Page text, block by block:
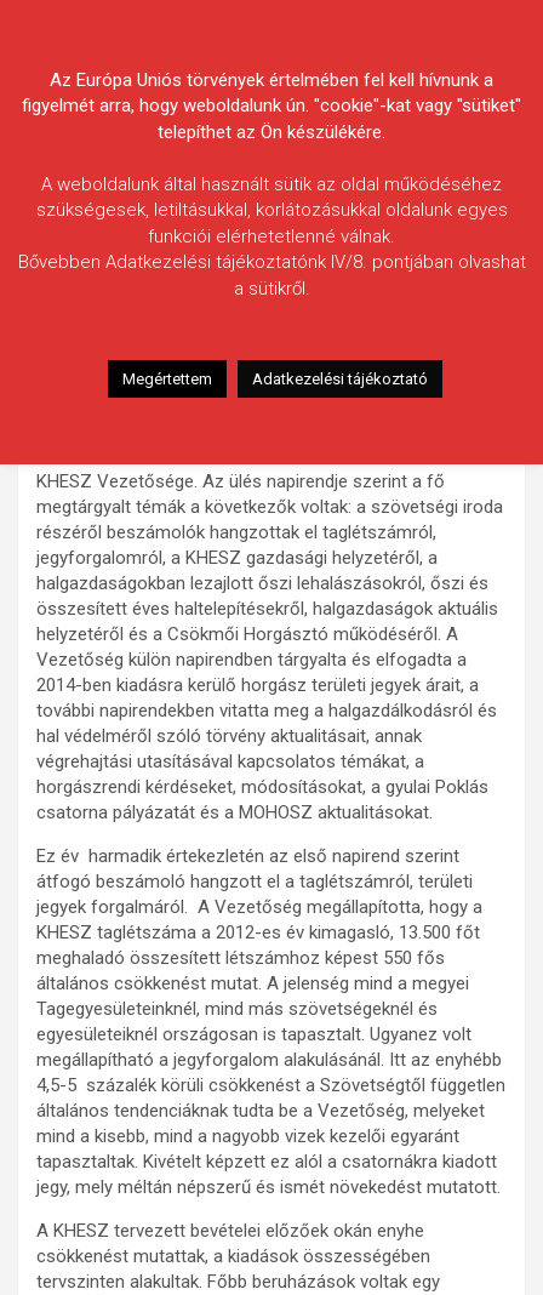
Egyesületek Szövetsége
HÍREK
November 15-én évi harmadik
Vezetősége
KHESZ Vezetősége. Az ülés napirendje szerint a fő
megtárgyalt témák a következők voltak: a szövetségi iroda
részéről beszámolók hangzottak el taglétszámról,
jegyforgalomról, a KHESZ gazdasági helyzetéről, a
halgazdaságokban lezajlott őszi lehalászásokról, őszi és
összesített éves haltelepítésekről, halgazdaságok aktuális
helyzetéről és a Csökmői Horgásztó működéséről. A
Vezetőség külön napirendben tárgyalta és elfogadta a
2014-ben kiadásra kerülő horgász területi jegyek árait, a
további napirendekben vitatta meg a halgazdálkodásról és
hal védelméről szóló törvény aktualitásait, annak
végrehajtási utasításával kapcsolatos témákat, a
horgászrendi kérdéseket, módosításokat, a gyulai Poklás
csatorna pályázatát és a MOHOSZ aktualitásokat.
Ez év harmadik értekezletén az első napirend szerint
átfogó beszámoló hangzott el a taglétszámról, területi
jegyek forgalmáról. A Vezetőség megállapította, hogy a
KHESZ taglétszáma a 2012-es év kimagasló, 13.500 főt
meghaladó összesített létszámhoz képest 550 fős
általános csökkenést mutat. A jelenség mind a megyei
Tagegyesületeinknél, mind más szövetségeknél és
egyesületeiknél országosan is tapasztalt. Ugyanez volt
megállapítható a jegyforgalom alakulásánál. Itt az enyhébb
4,5-5 százalék körüli csökkenést a Szövetségtől független
általános tendenciáknak tudta be a Vezetőség, melyeket
mind a kisebb, mind a nagyobb vizek kezelői egyaránt
tapasztaltak. Kivételt képzett ez alól a csatornákra kiadott
jegy, mely méltán népszerű és ismét növekedést mutatott.
A KHESZ tervezett bevételei előzőek okán enyhe
csökkenést mutattak, a kiadások összességében
tervszinten alakultak. Főbb beruházások voltak egy
Az Európa Uniós törvények értelmében fel kell hívnunk a
figyelmét arra, hogy weboldalunk ún. "cookie"-kat vagy "sütiket"
telepíthet az Ön készülékére.
A weboldalunk által használt sütik az oldal működéséhez
szükségesek, letiltásukkal, korlátozásukkal oldalunk egyes
funkciói elérhetetlenné válnak.
Bővebben Adatkezelési tájékoztatónk IV/8. pontjában olvashat
a sütikről.
Megértettem Adatkezelési tájékoztató